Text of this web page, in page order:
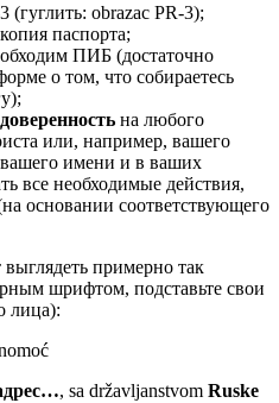
(гуглить: obrazac PR-3);
паспорта;
ПИБ (достаточно
о том, что собираетесь
доверенность на любого
или, например, вашего
имени и в ваших
все необходимые действия,
основании соответствующего
примерно так
шрифтом, подставьте свои
лица):
, sa državljanstvom Ruske